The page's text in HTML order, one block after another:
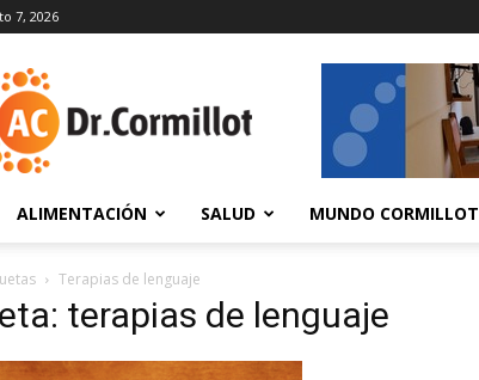
7, 2026
ALIMENTACIÓN SALUD MUNDO CORMILLOT
Terapias de lenguaje
terapias de lenguaje